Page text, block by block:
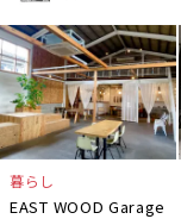
暮らし
EAST WOOD Garage